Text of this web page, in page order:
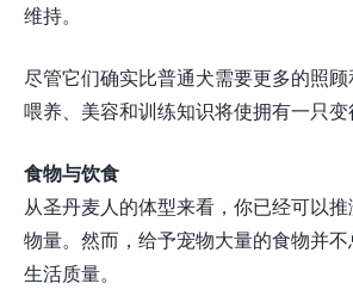
维持。
尽管它们确实比普通犬需要更多的照
喂养、美容和训练知识将使拥有一只变
食物与饮食
从圣丹麦人的体型来看，你已经可以
物量。然而，给予宠物大量的食物并
生活质量。